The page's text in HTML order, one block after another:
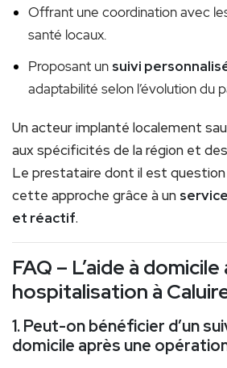
Offrant une coordination avec
santé locaux.
Proposant un suivi
adaptabilité selon l’évolution du
Un acteur implanté localement
aux spécificités de la région et
Le prestataire dont il est question
cette approche grâce à un
et réactif.
FAQ – L’aide à
hospitalisation à
1. Peut-on bénéficier d’un
domicile après une